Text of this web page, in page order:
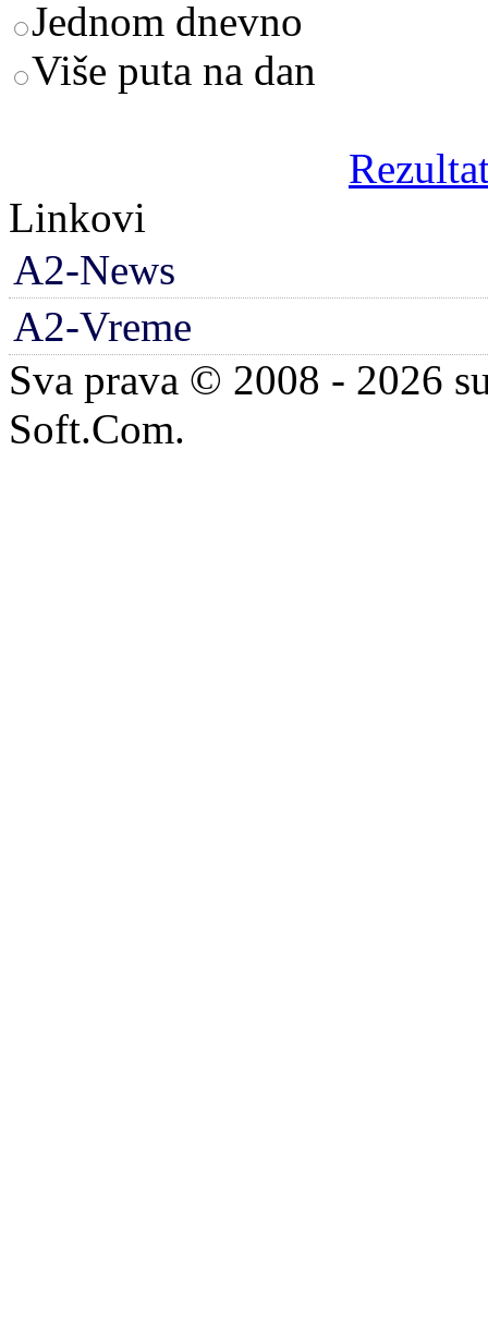
Jednom dnevno
Više puta na dan
Linkovi
A2-News
A2-Vreme
Sva prava © 2008 - 2026
Soft.Com.